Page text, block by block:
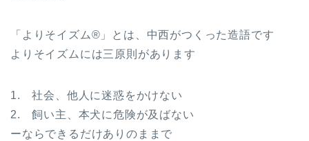
「よりそイズム®」とは、中西がつくった造語です
よりそイズムには三原則があります
1. 社会、他人に迷惑をかけない
2. 飼い主、本犬に危険が及ばない
ーならできるだけありのままで